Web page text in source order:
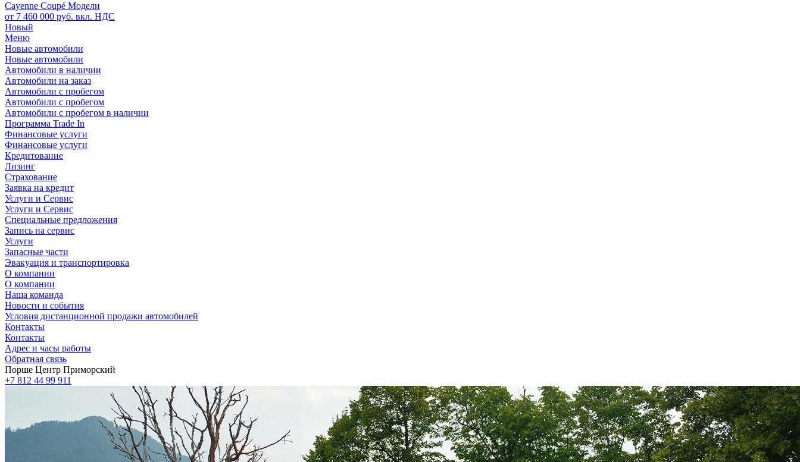
Cayenne Coupé Модели
от 7 460 000 руб. вкл. НДС
Новый
Меню
Новые автомобили
Новые автомобили
Автомобили в наличии
Автомобили на заказ
Автомобили с пробегом
Автомобили с пробегом
Автомобили с пробегом в наличии
Программа Trade In
Финансовые услуги
Финансовые услуги
Кредитование
Лизинг
Страхование
Заявка на кредит
Услуги и Сервис
Услуги и Сервис
Специальные предложения
Запись на сервис
Услуги
Запасные части
Эвакуация и транспортировка
О компании
О компании
Наша команда
Новости и события
Условия дистанционной продажи автомобилей
Контакты
Контакты
Адрес и часы работы
Обратная связь
Порше Центр Приморский
+7 812 44 99 911